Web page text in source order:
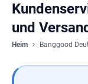
und Versand
Heim Banggood